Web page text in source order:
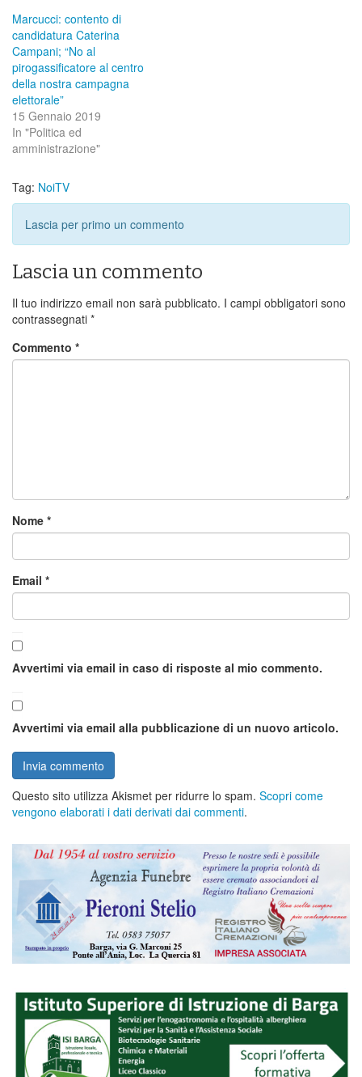
Marcucci: contento di
candidatura Caterina
Campani; “No al
pirogassificatore al centro
della nostra campagna
elettorale”
15 Gennaio 2019
In "Politica ed
amministrazione"
Tag: NoiTV
Lascia per primo un commento
Lascia un commento
Il tuo indirizzo email non sarà pubblicato. I campi obbligatori sono
contrassegnati *
Commento *
Nome *
Email *
Avvertimi via email in caso di risposte al mio commento.
Avvertimi via email alla pubblicazione di un nuovo articolo.
Questo sito utilizza Akismet per ridurre lo spam. Scopri come
vengono elaborati i dati derivati dai commenti.